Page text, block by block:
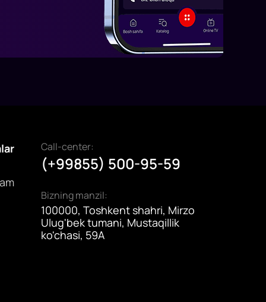
Call-center:
(+99855) 500-95-59
Bizning manzil:
100000, Toshkent shahri, Mirzo
Ulug'bek tumani, Mustaqillik
ko'chasi, 59A